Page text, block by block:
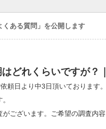
ある質問」を公開します
どれくらいですが？
頼日より中3日頂いておりま
ございます。ご希望の調査内容